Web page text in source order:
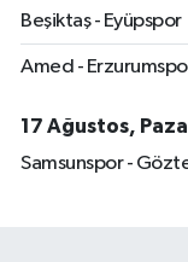
Beşiktaş - Eyüpspor
Amed -
17 Ağustos,
Samsunspor -